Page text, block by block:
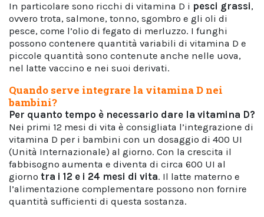
In particolare sono ricchi di vitamina D i pesci grassi,
ovvero trota, salmone, tonno, sgombro e gli oli di
pesce, come l’olio di fegato di merluzzo. I funghi
possono contenere quantità variabili di vitamina D e
piccole quantità sono contenute anche nelle uova,
nel latte vaccino e nei suoi derivati.
Quando serve integrare la vitamina D nei
bambini?
Per quanto tempo è necessario dare la vitamina D?
Nei primi 12 mesi di vita è consigliata l’integrazione di
vitamina D per i bambini con un dosaggio di 400 UI
(Unità Internazionale) al giorno. Con la crescita il
fabbisogno aumenta e diventa di circa 600 UI al
giorno tra i 12 e i 24 mesi di vita. Il latte materno e
l’alimentazione complementare possono non fornire
quantità sufficienti di questa sostanza.